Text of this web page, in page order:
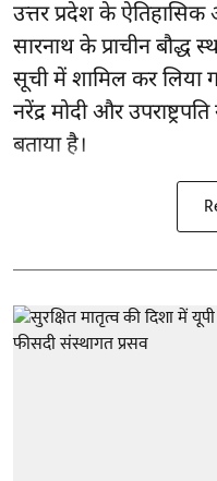
उत्तर प्रदेश के
सारनाथ के प्राचीन बौद्ध
सूची में शामिल कर लिया
नरेंद्र मोदी और
बताया है।